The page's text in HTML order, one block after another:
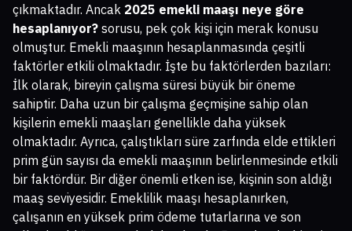
çıkmaktadır. Ancak 2025 emekli maaşı neye göre
hesaplanıyor? sorusu, pek çok kişi için merak konusu
olmuştur. Emekli maaşının hesaplanmasında çeşitli
faktörler etkili olmaktadır. İşte bu faktörlerden bazıları:
İlk olarak, bireyin çalışma süresi büyük bir öneme
sahiptir. Daha uzun bir çalışma geçmişine sahip olan
kişilerin emekli maaşları genellikle daha yüksek
olmaktadır. Ayrıca, çalıştıkları süre zarfında elde ettikleri
prim gün sayısı da emekli maaşının belirlenmesinde etkili
bir faktördür. Bir diğer önemli etken ise, kişinin son aldığı
maaş seviyesidir. Emeklilik maaşı hesaplanırken,
çalışanın en yüksek prim ödeme tutarlarına ve son